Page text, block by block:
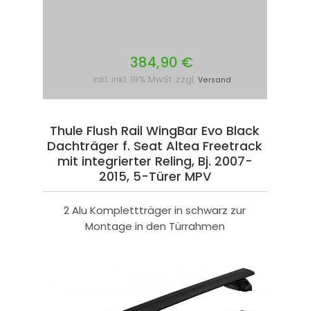
384,90 €
inkl. inkl. 19% MwSt. zzgl. Versand
Thule Flush Rail WingBar Evo Black
Dachträger f. Seat Altea Freetrack
mit integrierter Reling, Bj. 2007-
2015, 5-Türer MPV
2 Alu Komplettträger in schwarz zur
Montage in den Türrahmen